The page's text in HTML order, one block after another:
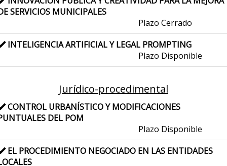
SERVICIOS MUNICIPALES
Plazo Cerrado
INTELIGENCIA ARTIFICIAL Y LEGAL PROMPTING
Plazo Disponible
Jurídico-procedimental
CONTROL URBANÍSTICO Y MODIFICACIONES
DEL POM
Plazo Disponible
EL PROCEDIMIENTO NEGOCIADO EN LAS ENTIDADES